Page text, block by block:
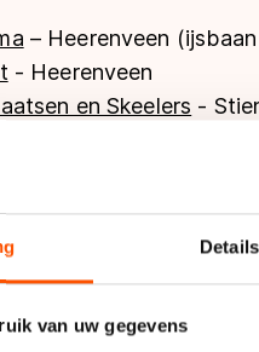
Details
van uw gegevens
– Heerenveen
- Heerenveen
en Skeelers -
van Lingen-
Sneek